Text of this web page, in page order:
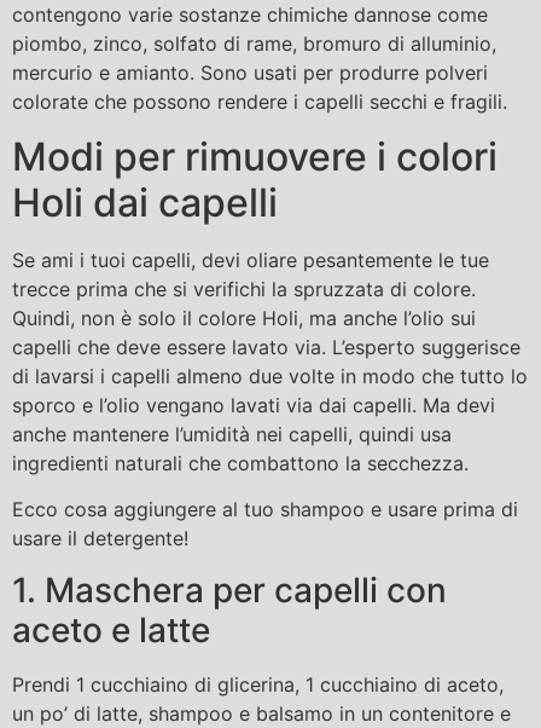
contengono varie sostanze chimiche dannose come
piombo, zinco, solfato di rame, bromuro di alluminio,
mercurio e amianto. Sono usati per produrre polveri
colorate che possono rendere i capelli secchi e fragili.
Modi per rimuovere i colori
Holi dai capelli
Se ami i tuoi capelli, devi oliare pesantemente le tue
trecce prima che si verifichi la spruzzata di colore.
Quindi, non è solo il colore Holi, ma anche l’olio sui
capelli che deve essere lavato via. L’esperto suggerisce
di lavarsi i capelli almeno due volte in modo che tutto lo
sporco e l’olio vengano lavati via dai capelli. Ma devi
anche mantenere l’umidità nei capelli, quindi usa
ingredienti naturali che combattono la secchezza.
Ecco cosa aggiungere al tuo shampoo e usare prima di
usare il detergente!
1. Maschera per capelli con
aceto e latte
Prendi 1 cucchiaino di glicerina, 1 cucchiaino di aceto,
un po’ di latte, shampoo e balsamo in un contenitore e